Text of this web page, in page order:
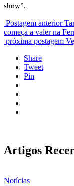
show”.
Postagem anterior
começa a valer na
próxima postagem
Share
Tweet
Pin
Artigos
Notícias